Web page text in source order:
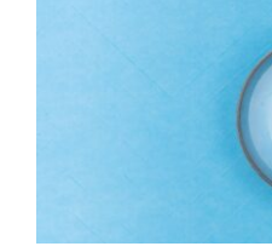
Prijs
Gezicht